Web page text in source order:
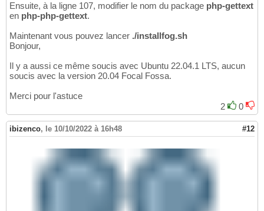
Ensuite, à la ligne 107, modifier le nom du package php-gettext
en php-php-gettext.
Maintenant vous pouvez lancer ./installfog.sh
Bonjour,
Il y a aussi ce même soucis avec Ubuntu 22.04.1 LTS, aucun
soucis avec la version 20.04 Focal Fossa.
Merci pour l'astuce
2
0
ibizenco, le 10/10/2022 à 16h48 #12